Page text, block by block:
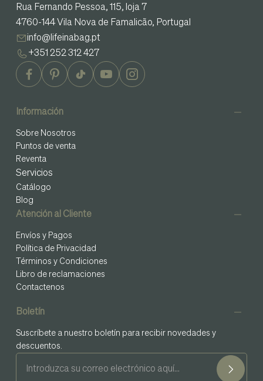
Rua Fernando Pessoa, 115, loja 7
4760-144 Vila Nova de Famalicão, Portugal
info@lifeinabag.pt
+351 252 312 427
Información
Sobre Nosotros
Puntos de venta
Reventa
Servicios
Catálogo
Blog
Atención al Cliente
Envíos y Pagos
Política de Privacidad
Términos y Condiciones
Libro de reclamaciones
Contactenos
Boletín
Suscríbete a nuestro boletín para recibir novedades y
descuentos.